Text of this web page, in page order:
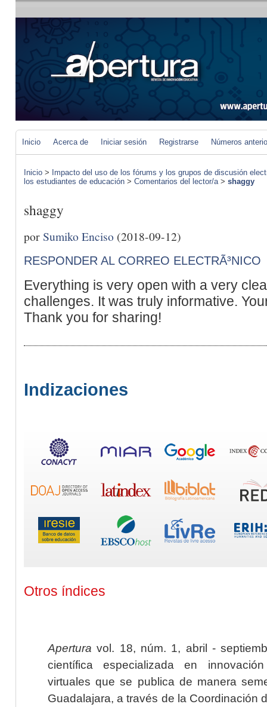
Inicio Acerca de Iniciar sesión Registrarse Números
Inicio > Impacto del uso de los fórums y los grupos de discusión
los estudiantes de educación > Comentarios del lector/a> shaggy
shaggy
porSumiko Enciso (2018-09-12)
RESPONDER AL CORREO ELECTRÃ³NICO
Everything is very open with a very
challenges. It was truly informative.
Thank you for sharing!
Indizaciones
Otros índices
Apertura vol. 18, núm. 1, abril -
científica especializada en
virtuales que se publica de manera
Guadalajara, a través de la Coordinación